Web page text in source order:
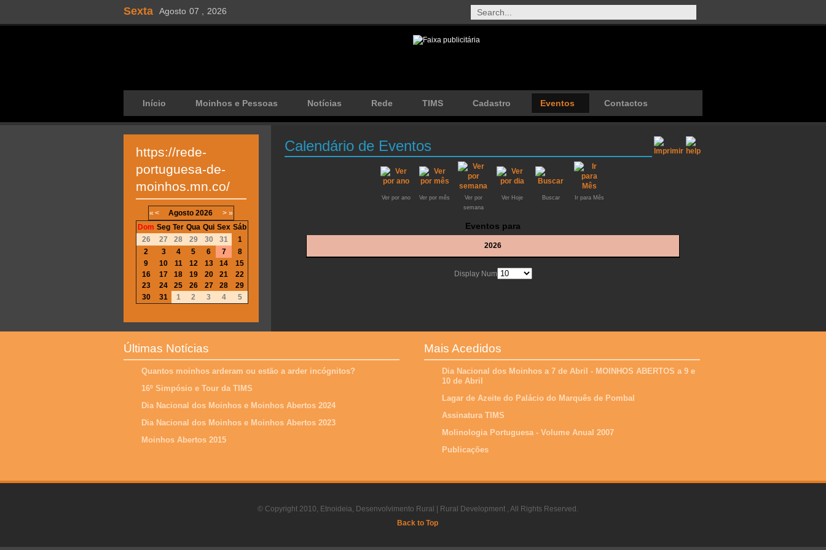
Sexta Agosto 07 , 2026
Início Moinhos e Pessoas Notícias Rede TIMS Cadastro Eventos Contactos
Calendário de Eventos
Ver por ano Ver por mês
Ver por
semana
Ver Hoje Buscar Ir para Mês
Eventos para
2026
Display Num
https://rede-
portuguesa-de-
moinhos.mn.co/
« < Agosto 2026 > »
Dom Seg Ter Qua Qui Sex Sáb
26
27 28 29 30 31
1
2
3 4 5 6 7
8
9
10 11 12 13 14
15
16
17 18 19 20 21
22
23
24 25 26 27 28
29
30
31 1 2 3 4 5
Últimas Notícias
Quantos moinhos arderam ou estão a arder incógnitos?
16º Simpósio e Tour da TIMS
Dia Nacional dos Moinhos e Moinhos Abertos 2024
Dia Nacional dos Moinhos e Moinhos Abertos 2023
Moinhos Abertos 2015
Mais Acedidos
Dia Nacional dos Moinhos a 7 de Abril - MOINHOS ABERTOS a 9 e
10 de Abril
Lagar de Azeite do Palácio do Marquês de Pombal
Assinatura TIMS
Molinologia Portuguesa - Volume Anual 2007
Publicações
© Copyright 2010, Etnoideia, Desenvolvimento Rural | Rural Development , All Rights Reserved.
Back to Top